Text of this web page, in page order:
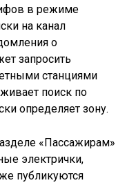
в режиме
на канал
о
запросить
станциями
поиск по
определяет зону.
«Пассажирам»
электрички,
публикуются